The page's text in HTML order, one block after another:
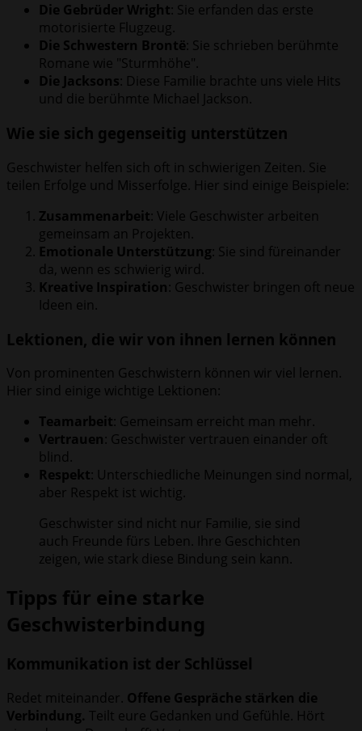
Die Gebrüder Wright: Sie erfanden das erste
motorisierte Flugzeug.
Die Schwestern Brontë: Sie schrieben berühmte
Romane wie "Sturmhöhe".
Die Jacksons: Diese Familie brachte uns viele Hits
und die berühmte Michael Jackson.
Wie sie sich gegenseitig unterstützen
Geschwister helfen sich oft in schwierigen Zeiten. Sie
teilen Erfolge und Misserfolge. Hier sind einige Beispiele:
Zusammenarbeit: Viele Geschwister arbeiten
gemeinsam an Projekten.
Emotionale Unterstützung: Sie sind füreinander
da, wenn es schwierig wird.
Kreative Inspiration: Geschwister bringen oft neue
Ideen ein.
Lektionen, die wir von ihnen lernen können
Von prominenten Geschwistern können wir viel lernen.
Hier sind einige wichtige Lektionen:
Teamarbeit: Gemeinsam erreicht man mehr.
Vertrauen: Geschwister vertrauen einander oft
blind.
Respekt: Unterschiedliche Meinungen sind normal,
aber Respekt ist wichtig.
Geschwister sind nicht nur Familie, sie sind
auch Freunde fürs Leben. Ihre Geschichten
zeigen, wie stark diese Bindung sein kann.
Tipps für eine starke
Geschwisterbindung
Kommunikation ist der Schlüssel
Redet miteinander. Offene Gespräche stärken die
Verbindung. Teilt eure Gedanken und Gefühle. Hört